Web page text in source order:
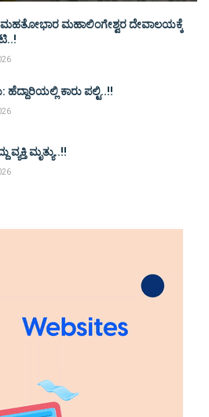
ಮಹತೋಭಾರ ಮಹಾಲಿಂಗೇಶ್ವರ ದೇವಾಲಯಕ್ಕೆ
ಹೆದ್ದಾರಿಯಲ್ಲಿ ಕಾರು ಪಲ್ಟಿ..!!
ವ್ಯಕ್ತಿ ಮೃತ್ಯು..!!